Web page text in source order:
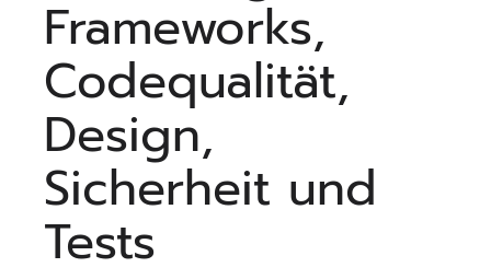
Frameworks,
Codequalität,
Design,
Sicherheit und
Tests